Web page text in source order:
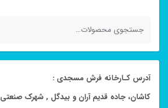
جستجو
آدرس کـارخانه فرش مسجدی :
کاشان، جاده قدیم آران و بیدگل , شهرک